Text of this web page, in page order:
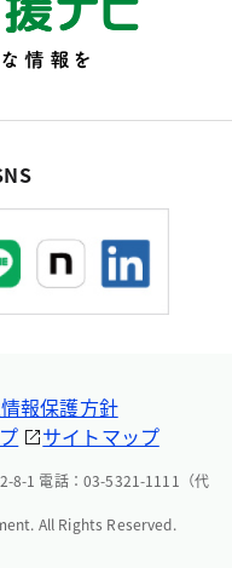
報保護方針
サイトマップ
8-1 電話：03-5321-1111（代
All Rights Reserved.